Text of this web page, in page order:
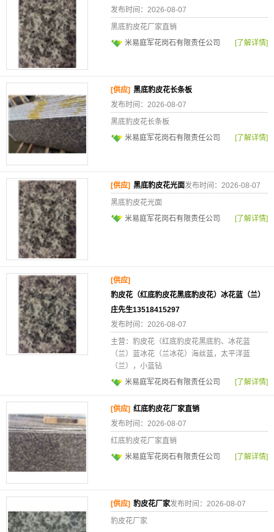
发布时间：2026-08-07
黑底豹皮花厂家直销
米易庭军花岗石有限责任公司
[了解详情]
[供应] 黑底豹皮花长条板
发布时间：2026-08-07
黑底豹皮花长条板
米易庭军花岗石有限责任公司
[了解详情]
[供应] 黑底豹皮花光面发布时间：2026-08-07
黑底豹皮花光面
米易庭军花岗石有限责任公司
[了解详情]
[供应]
豹皮花（红底豹皮花黑底豹皮花）冰花蓝（兰）
庄先生13518415297
发布时间：2026-08-07
主营：豹皮花（红底豹皮花黑底豹、冰花蓝
（兰）蓝冰花（兰冰花）海丝蓝，太平洋蓝
（兰），小蓝钻
米易庭军花岗石有限责任公司
[了解详情]
[供应] 红底豹皮花厂家直销
发布时间：2026-08-07
红底豹皮花厂家直销
米易庭军花岗石有限责任公司
[了解详情]
[供应] 豹皮花厂家发布时间：2026-08-07
豹皮花厂家